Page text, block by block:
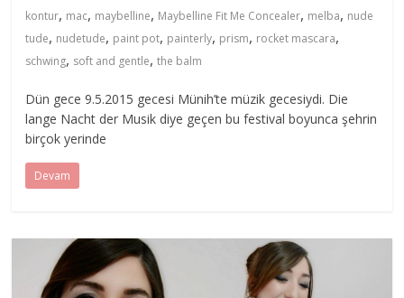
kontur, mac, maybelline, Maybelline Fit Me Concealer, melba, nude
tude, nudetude, paint pot, painterly, prism, rocket mascara,
schwing, soft and gentle,the balm
Dün gece 9.5.2015 gecesi Münih’te müzik gecesiydi. Die
lange Nacht der Musik diye geçen bu festival boyunca şehrin
birçok yerinde
Devam